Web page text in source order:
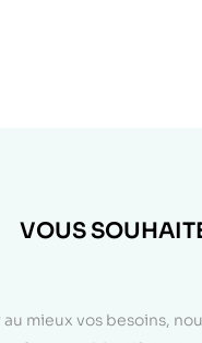
VOUS
mieux vos besoins,